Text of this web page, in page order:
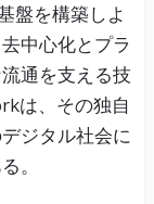
盤を構築しよ
中心化とプラ
通を支える技
は、その独自
ジタル社会に
。